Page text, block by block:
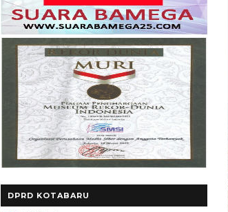
DPRD KOTABARU